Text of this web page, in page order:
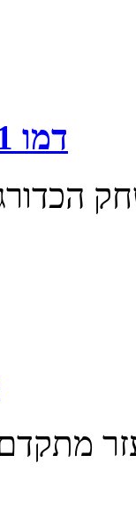
פיפא FIFA 2011 דמו